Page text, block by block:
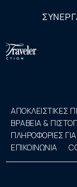
ΑΠΟΚΛΕΙΣΤΙΚΕΣ
ΒΡΑΒΕΙΑ &
ΠΛΗΡΟΦΟΡΙΕΣ
ΕΠΙΚΟΙΝΩΝΙΑ